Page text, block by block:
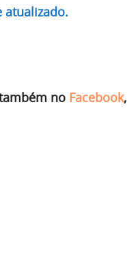
atualizado.
no Facebook,